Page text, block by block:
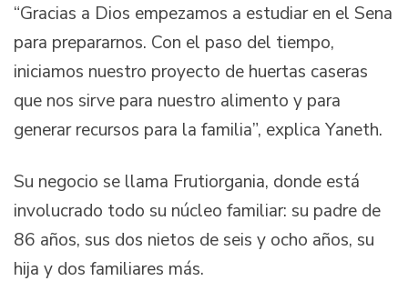
“Gracias a Dios empezamos a estudiar en el Sena
para prepararnos. Con el paso del tiempo,
iniciamos nuestro proyecto de huertas caseras
que nos sirve para nuestro alimento y para
generar recursos para la familia”, explica Yaneth.
Su negocio se llama Frutiorgania, donde está
involucrado todo su núcleo familiar: su padre de
86 años, sus dos nietos de seis y ocho años, su
hija y dos familiares más.